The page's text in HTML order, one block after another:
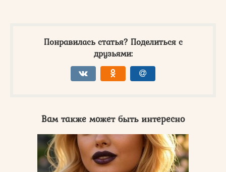
Понравилась статья? Поделиться с
друзьями:
Вам также может быть интересно